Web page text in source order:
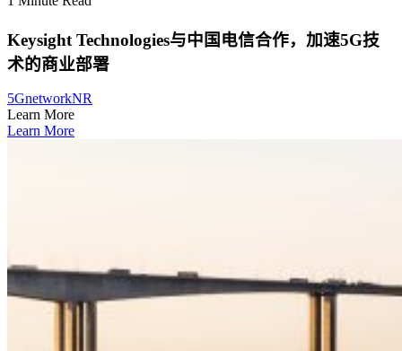
Keysight Technologies与中国电信合作，加速5G技
术的商业部署
5GnetworkNR
Learn More
Learn More